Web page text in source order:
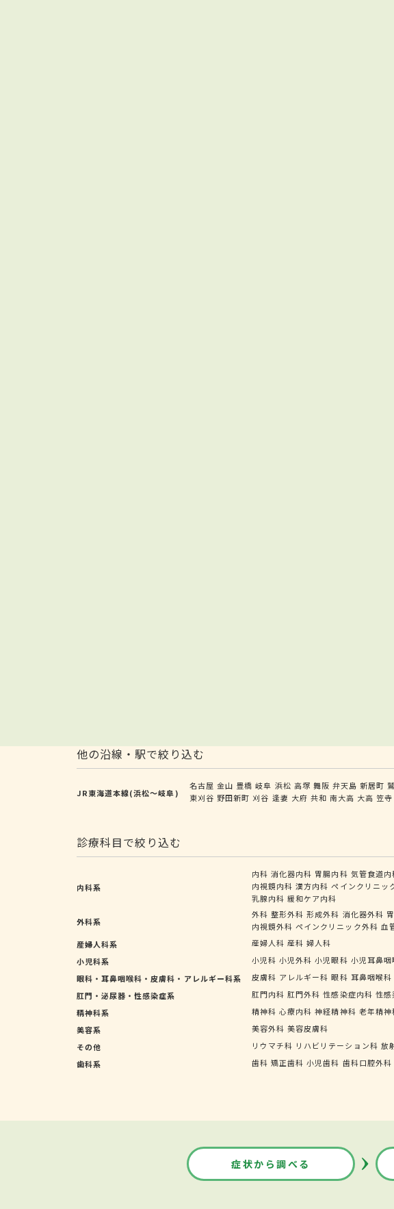
他の沿線・駅で絞り込む
JR東海道本線(浜松～岐阜)
名古屋 金山 豊橋 岐阜 浜松 高塚 舞阪 弁天島 新居町
東刈谷 野田新町 刈谷 逢妻 大府 共和 南大高 大高 笠寺
診療科目で絞り込む
内科系
内科 消化器内科 胃腸内科 気管食道内
内視鏡内科 漢方内科 ペインクリニッ
乳腺内科 緩和ケア内科
外科系
外科 整形外科 形成外科 消化器外科
内視鏡外科 ペインクリニック外科 血
産婦人科系
産婦人科 産科 婦人科
小児科系
小児科 小児外科 小児眼科 小児耳鼻咽
眼科・耳鼻咽喉科・皮膚科・アレルギー科系
皮膚科 アレルギー科 眼科 耳鼻咽喉科
肛門・泌尿器・性感染症系
肛門内科 肛門外科 性感染症内科 性感
精神科系
精神科 心療内科 神経精神科 老年精神
美容系
美容外科 美容皮膚科
その他
リウマチ科 リハビリテーション科 放
歯科系
歯科 矯正歯科 小児歯科 歯科口腔外科
症状から調べる